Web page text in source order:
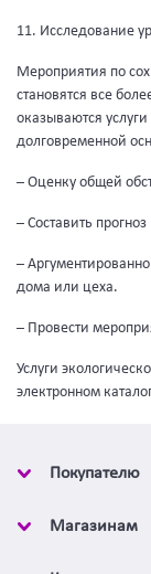
11. Исследование
Мероприятия по
становятся все
оказываются
долговременной
– Оценку общей
– Составить
–
дома или цеха.
– Провести
Услуги
электронном
Покупателю
Магазинам